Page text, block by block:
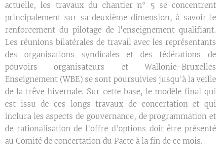
actuelle, les travaux du chantier n° 5 se concentrent
principalement sur sa deuxième dimension, à savoir le
renforcement du pilotage de l'enseignement qualifiant.
Les réunions bilatérales de travail avec les représentants
des organisations syndicales et des fédérations de
pouvoirs organisateurs et Wallonie-Bruxelles
Enseignement (WBE) se sont poursuivies jusqu'à la veille
de la trêve hivernale. Sur cette base, le modèle final qui
est issu de ces longs travaux de concertation et qui
inclura les aspects de gouvernance, de programmation et
de rationalisation de l'offre d'options doit être présenté
au Comité de concertation du Pacte à la fin de ce mois.